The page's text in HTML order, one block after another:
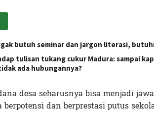
butuh seminar dan jargon literasi,
tulisan tukang cukur Madura: sampai
ada hubungannya?
desa seharusnya bisa menjadi
berpotensi dan berprestasi putus